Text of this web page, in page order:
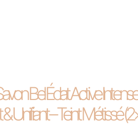
Bel Éclat Active
& Unifiant – Teint Métissé